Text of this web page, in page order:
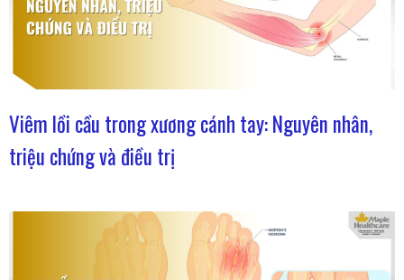
Viêm lồi cầu trong xương cánh tay: Nguyên nhân,
triệu chứng và điều trị